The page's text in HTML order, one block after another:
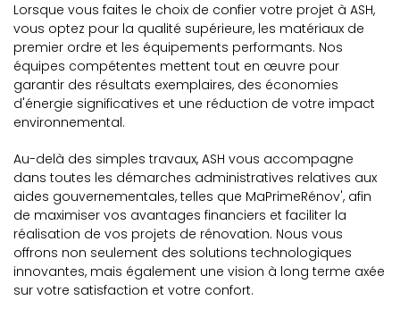
Lorsque vous faites le choix de confier votre projet à ASH,
vous optez pour la qualité supérieure, les matériaux de
premier ordre et les équipements performants. Nos
équipes compétentes mettent tout en œuvre pour
garantir des résultats exemplaires, des économies
d'énergie significatives et une réduction de votre impact
environnemental.
Au-delà des simples travaux, ASH vous accompagne
dans toutes les démarches administratives relatives aux
aides gouvernementales, telles que MaPrimeRénov', afin
de maximiser vos avantages financiers et faciliter la
réalisation de vos projets de rénovation. Nous vous
offrons non seulement des solutions technologiques
innovantes, mais également une vision à long terme axée
sur votre satisfaction et votre confort.